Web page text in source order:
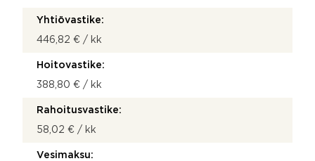
Yhtiövastike:
446,82 € / kk
Hoitovastike:
388,80 € / kk
Rahoitusvastike:
58,02 € / kk
Vesimaksu: